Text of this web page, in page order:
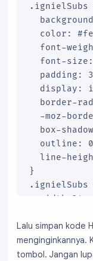
.ignielSubs
color:
font-
font-
padding:
display:
border-
-moz-
box-
outline:
line-
}
.ignielSubs
vertical-
margin-
}
Lalu simpan kode
menginginkannya.
tombol. Jangan